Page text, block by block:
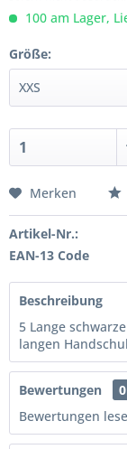
100 am Lager,
Größe:
Merken
Artikel-Nr.:
EAN-13 Code
Beschreibung
5 Lange
langen
Bewertungen
0
Bewertungen